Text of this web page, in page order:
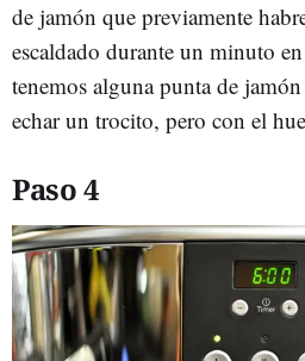
de jamón que previamente
escaldado durante un minuto
tenemos alguna punta de
echar un trocito, pero con el
Paso 4